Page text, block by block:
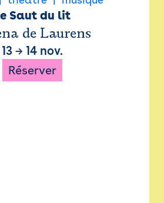
Saut du lit
de Laurens
13 → 14 nov.
Réserver